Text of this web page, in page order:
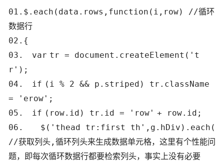
01. $.each(data.rows, function (i,row) //循环
数据行
02. {
03.
var tr = document.createElement( 't
r' );
04.
if (i % 2 && p.striped) tr.className
=
'erow' ;
05.
if (row.id) tr.id = 'row' + row.id;
06.
$( 'thead tr:first th' ,g.hDiv).each(
//获取列头,循环列头来生成数据单元格，这里有个性能问
题，即每次循环数据行都要检索列头，事实上没有必要